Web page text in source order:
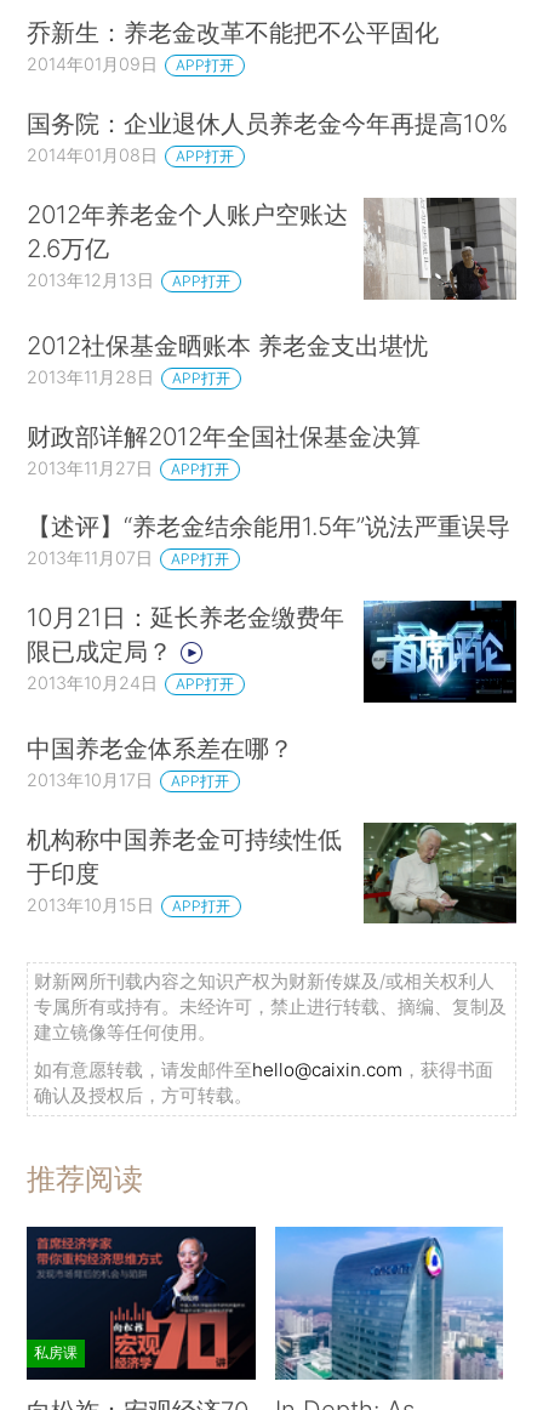
乔新生：养老金改革不能把不公平固化
2014年01月09日 APP打开
国务院：企业退休人员养老金今年再提高10%
2014年01月08日 APP打开
2012年养老金个人账户空账达
2.6万亿
2013年12月13日 APP打开
2012社保基金晒账本 养老金支出堪忧
2013年11月28日 APP打开
财政部详解2012年全国社保基金决算
2013年11月27日 APP打开
【述评】“养老金结余能用1.5年”说法严重误导
2013年11月07日 APP打开
10月21日：延长养老金缴费年
限已成定局？
2013年10月24日 APP打开
中国养老金体系差在哪？
2013年10月17日 APP打开
机构称中国养老金可持续性低
于印度
2013年10月15日 APP打开
财新网所刊载内容之知识产权为财新传媒及/或相关权利人
专属所有或持有。未经许可，禁止进行转载、摘编、复制及
建立镜像等任何使用。
如有意愿转载，请发邮件至hello@caixin.com ，获得书面
确认及授权后，方可转载。
推荐阅读
私房课